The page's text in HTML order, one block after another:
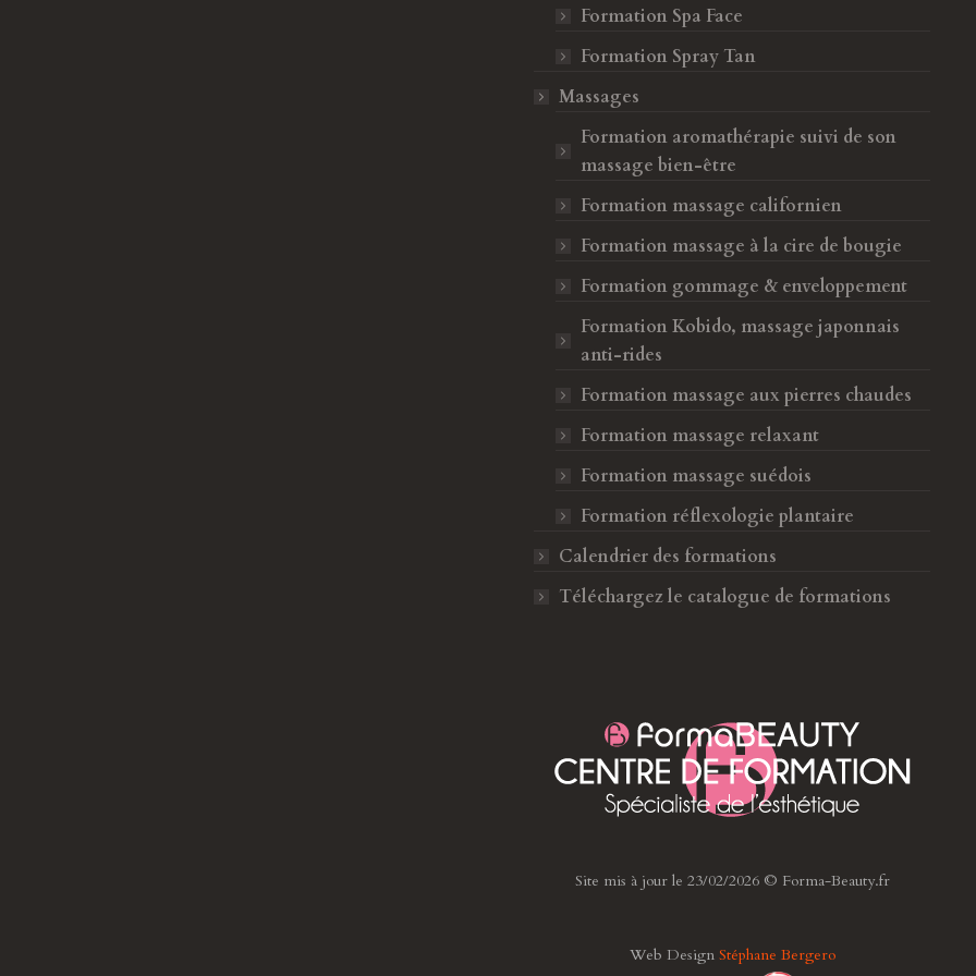
Formation Spa Face
Formation Spray Tan
Massages
Formation aromathérapie suivi de son
massage bien-être
Formation massage californien
Formation massage à la cire de bougie
Formation gommage & enveloppement
Formation Kobido, massage japonnais
anti-rides
Formation massage aux pierres chaudes
Formation massage relaxant
Formation massage suédois
Formation réflexologie plantaire
Calendrier des formations
Téléchargez le catalogue de formations
Élise le 15 décembre 2024 Avis de Sandra
Site mis à jour le 23/02/2026 © Forma-Beauty.fr
Web Design Stéphane Bergero